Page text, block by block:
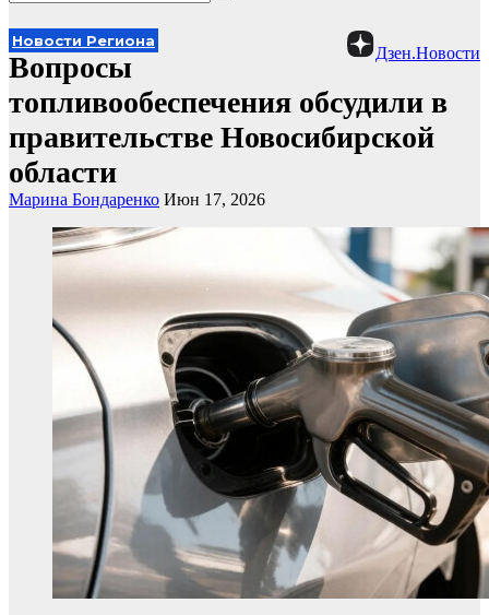
Дзен.Новости
Новости Региона
Вопросы
топливообеспечения обсудили в
правительстве Новосибирской
области
Марина Бондаренко Июн 17, 2026